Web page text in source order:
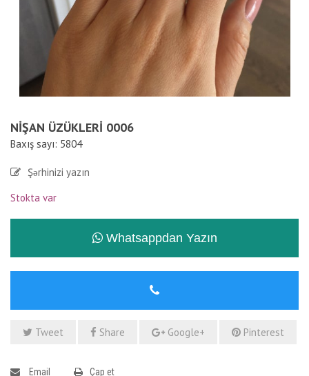
NIŞAN ÜZÜKLERI 0006
Baxış sayı: 5804
Şərhinizi yazın
Stokta var
Whatsappdan Yazın
Tweet Share Google+ Pinterest
Email Çap et